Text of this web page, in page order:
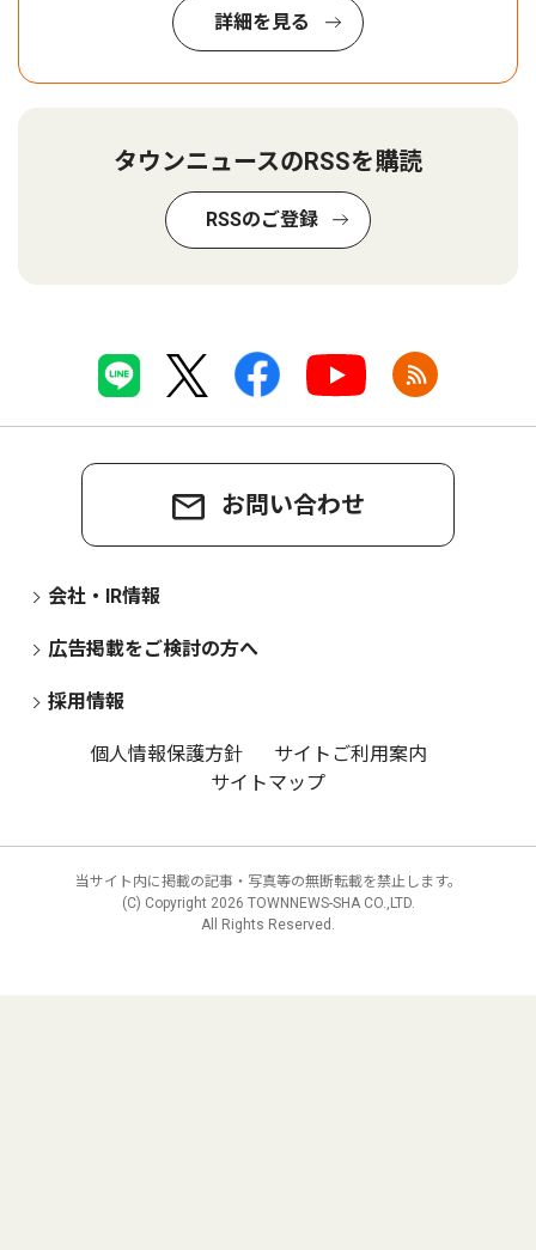
詳細を見る
タウンニュースのRSSを購読
RSSのご登録
お問い合わせ
会社・IR情報
広告掲載をご検討の方へ
採用情報
個人情報保護方針
サイトご利用案内
サイトマップ
当サイト内に掲載の記事・写真等の無断転載を禁止します。
(C) Copyright 2026 TOWNNEWS-SHA CO.,LTD.
All Rights Reserved.